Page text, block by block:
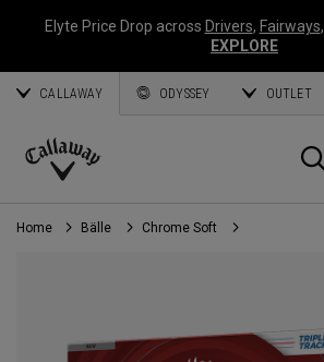
Elyte Price Drop across Drivers, Fairways,
EXPLORE
CALLAWAY ODYSSEY OUTLET
Callaway
Golf
Home Bälle Chrome Soft